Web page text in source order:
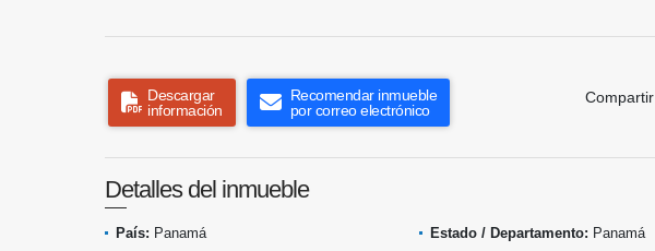
Descargar
información
Recomendar inmueble
por correo electrónico
Compartir
Detalles del inmueble
País: Panamá Estado / Departamento: Panamá